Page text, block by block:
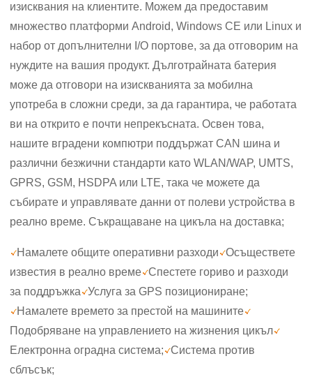
изисквания на клиентите. Можем да предоставим
множество платформи Android, Windows CE или Linux и
набор от допълнителни I/O портове, за да отговорим на
нуждите на вашия продукт. Дълготрайната батерия
може да отговори на изискванията за мобилна
употреба в сложни среди, за да гарантира, че работата
ви на открито е почти непрекъсната. Освен това,
нашите вградени компютри поддържат CAN шина и
различни безжични стандарти като WLAN/WAP, UMTS,
GPRS, GSM, HSDPA или LTE, така че можете да
събирате и управлявате данни от полеви устройства в
реално време. Съкращаване на цикъла на доставка;
Намалете общите оперативни разходи
Осъществете
известия в реално време
Спестете гориво и разходи
за поддръжка
Услуга за GPS позициониране;
Намалете времето за престой на машините
Подобряване на управлението на жизнения цикъл
Електронна оградна система;
Система против
сблъсък;